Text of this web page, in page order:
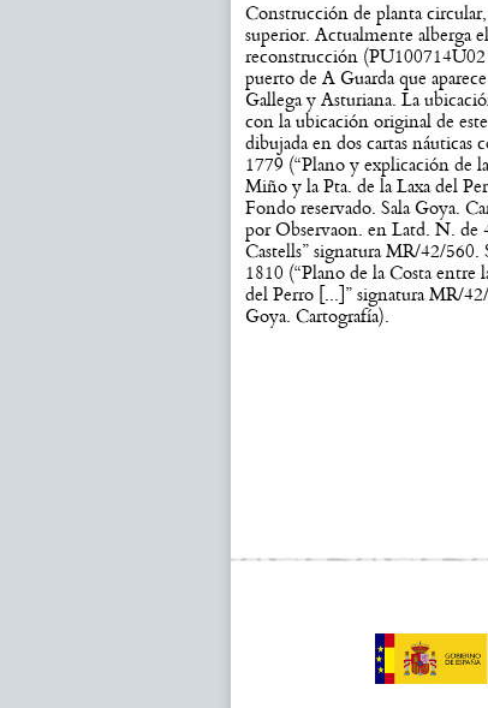
Construcción de planta
superior. Actualmente alberga
reconstrucción (PU100714U02
puerto de A Guarda que
Gallega y Asturiana. La
con la ubicación original de
dibujada en dos cartas náuticas
1779 (“Plano y explicación de
Miño y la Pta. de la Laxa del
Fondo reservado. Sala Goya.
por Observaon. en Latd. N. de
Castells” signatura MR/42/560.
1810 (“Plano de la Costa
del Perro [...]” signatura MR/
Goya. Cartografía).